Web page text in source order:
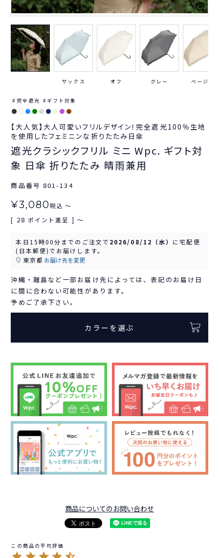
サックス オフ グレー ベージュ
完全遮光 ギフト対象
【大人気】大人可愛いフリルデザイン！完全遮光100％生地
を使用したフェミニンな折りたたみ日傘
遮光クラシックフリル ミニ Wpc. ギフト対
象 日傘 折りたたみ 晴雨兼用
商品番号 801-134
¥3,080税込 〜
[ 28 ポイント進呈 ] 〜
本日 15時00分 までのご注文で 2026/08/12（水） に宅配便
(日本郵便)でお届けします。
東京都 お届け先を変更
沖縄・離島など一部お届け先によっては、表記のお届け日
に間に合わない可能性があります。
予めご了承下さい。
カラーを選ぶ
商品についてのお問い合わせ